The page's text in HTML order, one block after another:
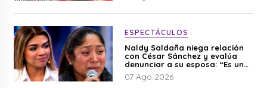
ESPECTÁCULOS
Naldy Saldaña niega relación
con César Sánchez y evalúa
denunciar a su esposa: “Es una
difamación”
07 Ago 2026